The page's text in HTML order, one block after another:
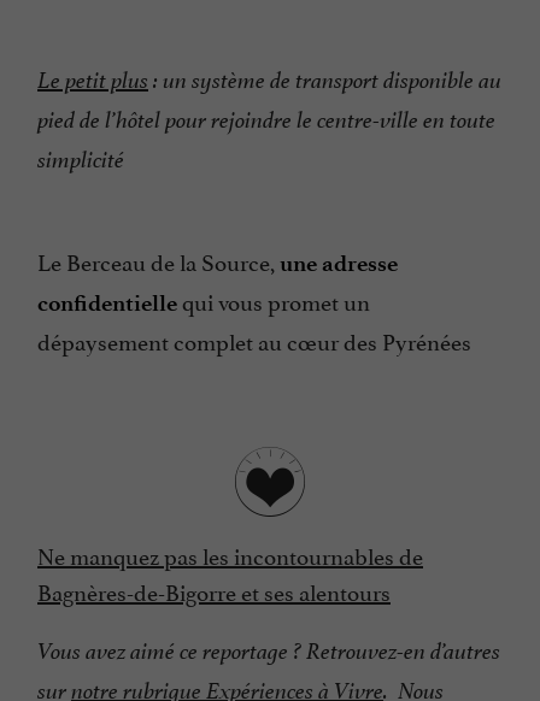
Le petit plus : un système de transport disponible au
pied de l’hôtel pour rejoindre le centre-ville en toute
simplicité
Le Berceau de la Source, une adresse
confidentiellequi vous promet un
dépaysement complet au cœur des Pyrénées
Ne manquez pas les incontournables de
Bagnères-de-Bigorre et ses alentours
Vous avez aimé ce reportage ? Retrouvez-en d’autres
surnotre rubrique Expériences à Vivre. Nous